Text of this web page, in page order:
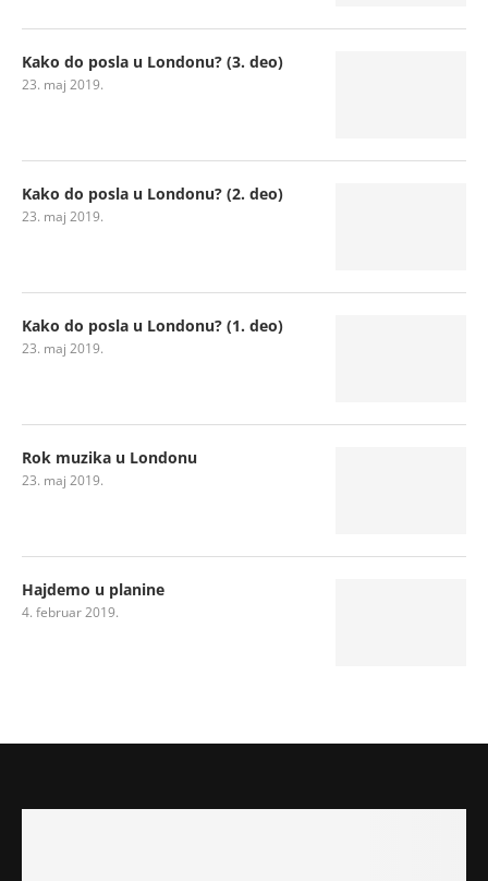
Kako do posla u Londonu? (3. deo)
23. maj 2019.
Kako do posla u Londonu? (2. deo)
23. maj 2019.
Kako do posla u Londonu? (1. deo)
23. maj 2019.
Rok muzika u Londonu
23. maj 2019.
Hajdemo u planine
4. februar 2019.